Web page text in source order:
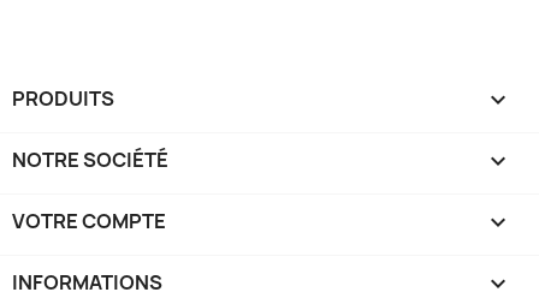
PRODUITS 
NOTRE SOCIÉTÉ 
VOTRE COMPTE 
INFORMATIONS keyboard_arrow_down